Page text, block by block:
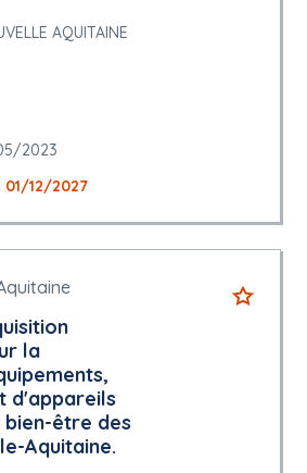
AQUITAINE
2023
01/12/2027
la
d'appareils
être des
Aquitaine.